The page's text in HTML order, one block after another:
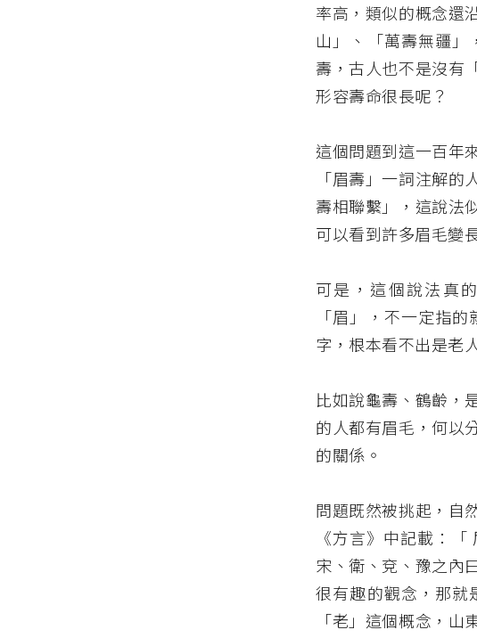
率高，類似的概念還
山」、「萬壽無疆
壽，古人也不是沒有
形容壽命很長呢？
這個問題到這一百年
「眉壽」一詞注解
壽相聯繫」，這說法
可以看到許多眉毛變
可是，這個說法真
「眉」，不一定指
字，根本看不出是老
比如說龜壽、鶴齡，
的人都有眉毛，何以
的關係。
問題既然被挑起，自
《方言》中記載：
宋、衛、兗、豫之內
很有趣的觀念，那就
「老」這個概念，